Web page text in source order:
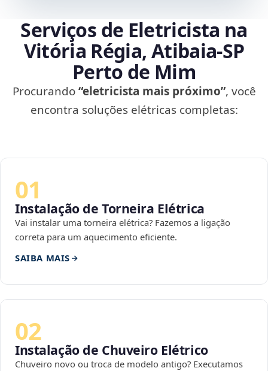
Serviços de Eletricista na
Vitória Régia, Atibaia‑SP
Perto de Mim
Procurando“eletricista mais próximo”, você
encontra soluções elétricas completas:
01
Instalação de Torneira Elétrica
Vai instalar uma torneira elétrica? Fazemos a ligação
correta para um aquecimento eficiente.
SAIBA MAIS
02
Instalação de Chuveiro Elétrico
Chuveiro novo ou troca de modelo antigo? Executamos